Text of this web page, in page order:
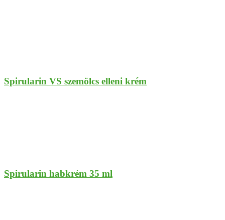
Spirularin VS szemölcs elleni krém
Spirularin habkrém 35 ml